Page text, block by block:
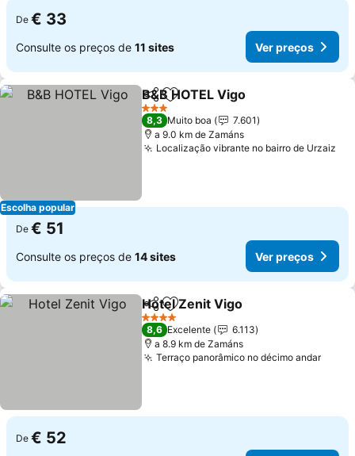
De € 33
Consulte os preços de 11 sites Ver preços
Escolha popular
PartilharAdicionar aos favoritos
B&B HOTEL Vigo
3 Estrelas
8,3 Muito boa
7.601
a 9.0 km de Zamáns
Localização vibrante no bairro de Urzaiz
De € 51
Consulte os preços de 14 sites Ver preços
PartilharAdicionar aos favoritos
Hotel Zenit Vigo
4 Estrelas
8,6 Excelente
6.113
a 8.9 km de Zamáns
Terraço panorâmico no décimo andar
De € 52